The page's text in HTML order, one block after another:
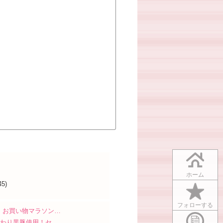
ホーム
フォローする
お買い物マラソン…